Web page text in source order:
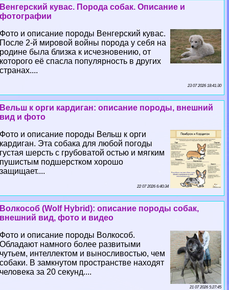
Венгерский кувас. Порода собак. Описание и
фотографии
Фото и описание породы Венгерский кувас.
После 2-й мировой войны порода у себя на
родине была близка к исчезновению, от
которого её спасла популярность в других
странах....
23 07 2026 18:41:30
Вельш к opги кардиган: описание породы, внешний
вид и фото
Фото и описание породы Вельш к opги
кардиган. Эта собака для любой погоды
густая шерсть с грубоватой остью и мягким
пушистым подшерстком хорошо
защищает....
22 07 2026 6:40:34
Волкособ (Wolf Hybrid): описание породы собак,
внешний вид, фото и видео
Фото и описание породы Волкособ.
Обладают намного более развитыми
чутьем, интеллектом и выносливостью, чем
собаки. В замкнутом прострaнcтве находят
человека за 20 секунд....
21 07 2026 5:27:45